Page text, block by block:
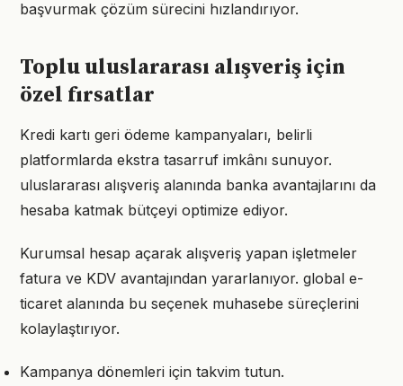
başvurmak çözüm sürecini hızlandırıyor.
Toplu uluslararası alışveriş için
özel fırsatlar
Kredi kartı geri ödeme kampanyaları, belirli
platformlarda ekstra tasarruf imkânı sunuyor.
uluslararası alışveriş alanında banka avantajlarını da
hesaba katmak bütçeyi optimize ediyor.
Kurumsal hesap açarak alışveriş yapan işletmeler
fatura ve KDV avantajından yararlanıyor. global e-
ticaret alanında bu seçenek muhasebe süreçlerini
kolaylaştırıyor.
Kampanya dönemleri için takvim tutun.